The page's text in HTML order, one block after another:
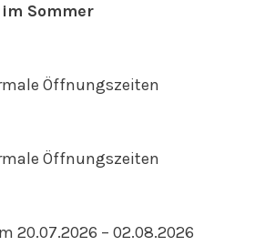
Sommer
Öffnungszeiten
Öffnungszeiten
20.07.2026 – 02.08.2026